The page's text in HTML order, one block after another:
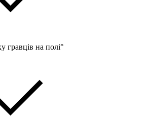
гравців на полі°